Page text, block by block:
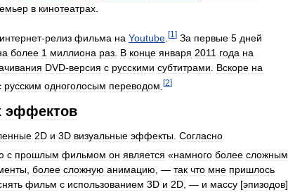
в кинотеатрах
интернет-релиз фильма на Youtube [1 ] За первые 5 дней
более 1 миллиона раз В конце января 2011 года на
DVD-версия с русскими субтитрами Вскоре на
русским одноголосым переводом [2]
эффектов
2D и 3D визуальные эффекты. Согласно
с прошлым фильмом он является «намного более сложным
более сложную анимацию , — так что мне пришлось
фильм с использованием 3D и 2D , — и массу [эпизодов],